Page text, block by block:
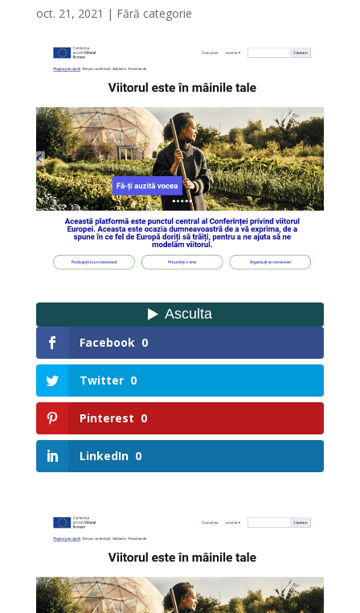
oct. 21, 2021 | Fără categorie
Facebook 0
Twitter 0
Pinterest 0
LinkedIn 0